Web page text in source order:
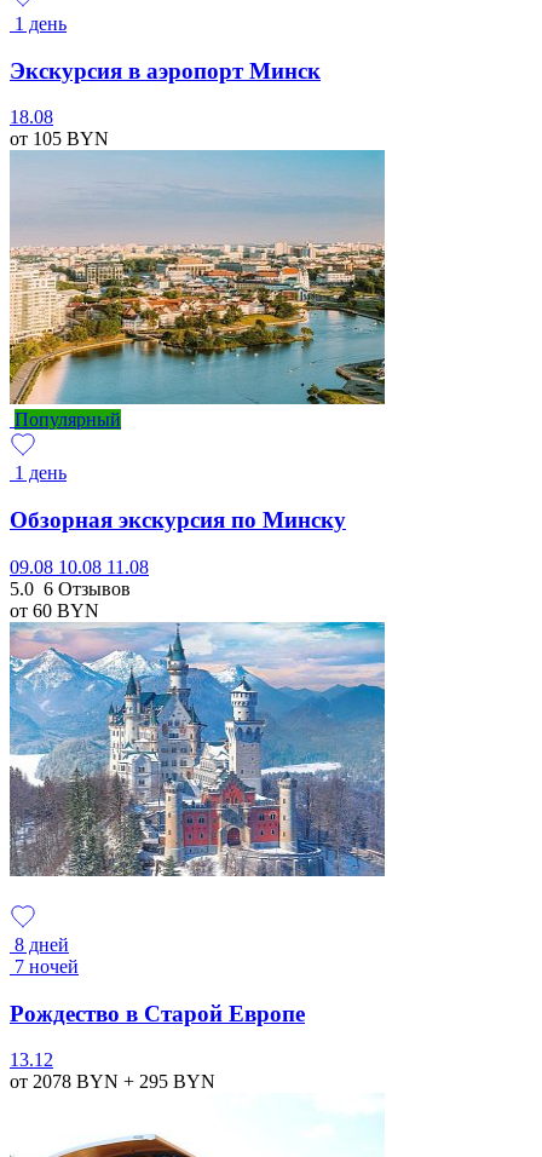
1 день
Экскурсия в аэропорт Минск
18.08
от 105 BYN
Популярный
1 день
Обзорная экскурсия по Минску
09.08 10.08 11.08
5.0 6 Отзывов
от 60 BYN
8 дней
7 ночей
Рождество в Старой Европе
13.12
от 2078 BYN + 295 BYN